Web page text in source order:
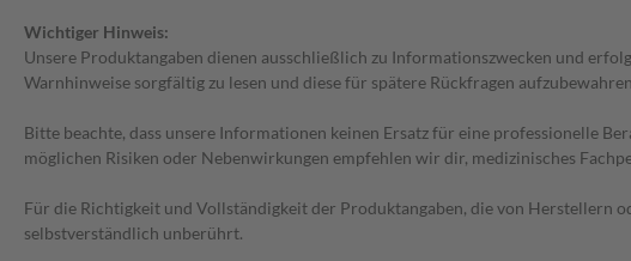
Wichtiger Hinweis:
Unsere Produktangaben dienen ausschließlich zu Informationszwecken und
Warnhinweise sorgfältig zu lesen und diese für spätere Rückfragen
Bitte beachte, dass unsere Informationen keinen Ersatz für eine professionelle
möglichen Risiken oder Nebenwirkungen empfehlen wir dir, medizinisches
Für die Richtigkeit und Vollständigkeit der Produktangaben, die von Herstellern
selbstverständlich unberührt.